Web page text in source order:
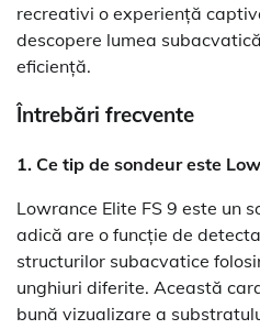
recreativi o experiență
descopere lumea
eficiență.
Întrebări frecvente
1. Ce tip de sondeur este
Lowrance Elite FS 9 este un
adică are o funcție de
structurilor subacvatice
unghiuri diferite. Această
bună vizualizare a